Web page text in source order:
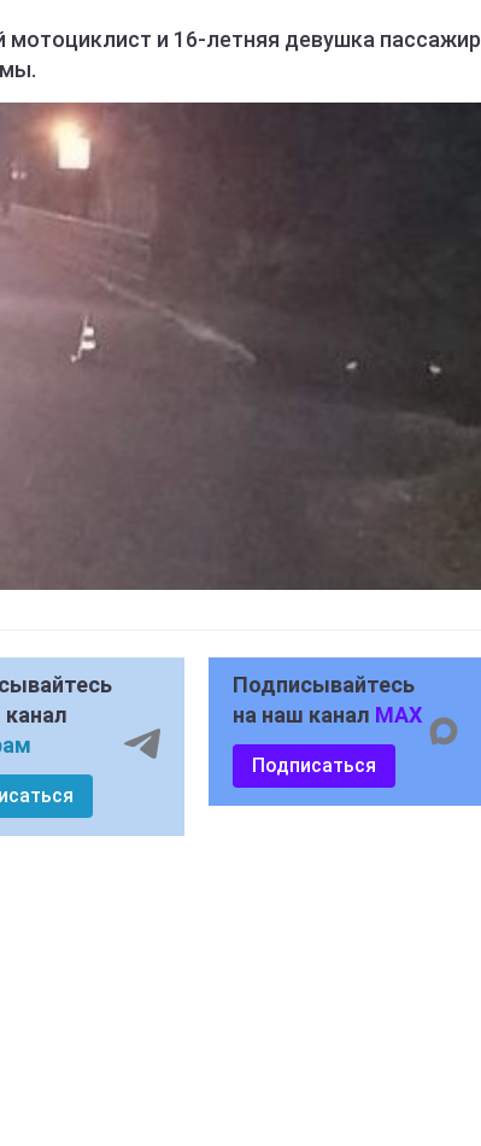
мотоциклист и 16-летняя девушка пассажир
Подписывайтесь
на наш канал MAX
Подписаться